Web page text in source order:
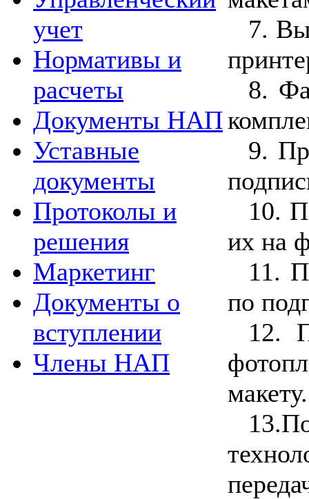
учет
Нормативы и
расчеты
Документы НАП
Уставные
документы
Протоколы и
решения
Маркетинг
Документы о
вступлении
Члены НАП
7.
8.
9.
10.
их на
11.
по
12.
макету.